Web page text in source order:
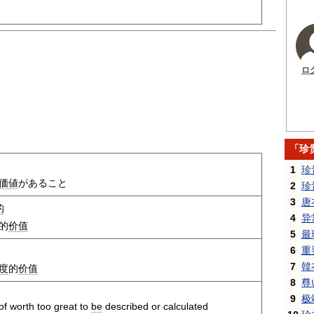
値があること
价值
的价值
worth too great to be described or calculated
ロ
「
1 珍
2 珍
3
唐
4 异
5 最
6 重
7 韓
8 尊
9 极